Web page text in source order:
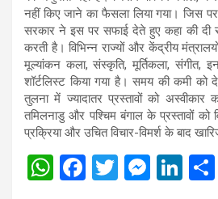
नहीं किए जाने का फैसला लिया गया। जिस
सरकार ने इस पर सफाई देते हुए कहा की दी
करती है। विभिन्न राज्यों और केंद्रीय
मूल्यांकन कला, संस्कृति, मूर्तिकला, संगीत,
शॉर्टलिस्ट किया गया है। समय की कमी को
तुलना में ज्यादातर प्रस्तावों को
तमिलनाडु और पश्चिम बंगाल के प्रस्तावों को
प्रक्रिया और उचित विचार-विमर्श के बाद
W F
T
M Li